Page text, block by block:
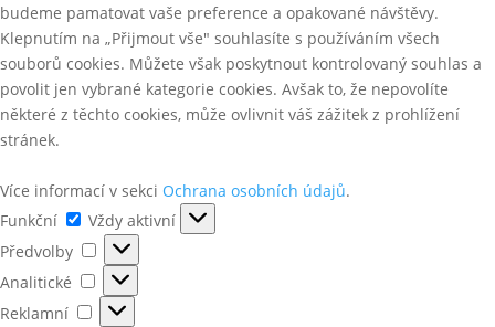
budeme pamatovat vaše preference a opakované návštěvy.
Klepnutím na „Přijmout vše" souhlasíte s používáním všech
souborů cookies. Můžete však poskytnout kontrolovaný souhlas a
povolit jen vybrané kategorie cookies. Avšak to, že nepovolíte
některé z těchto cookies, může ovlivnit váš zážitek z prohlížení
stránek.
Více informací v sekci Ochrana osobních údajů.
Funkční
Funkční
Vždy aktivní
Předvolby
Předvolby
Analitické
Analitické
Reklamní
Reklamní